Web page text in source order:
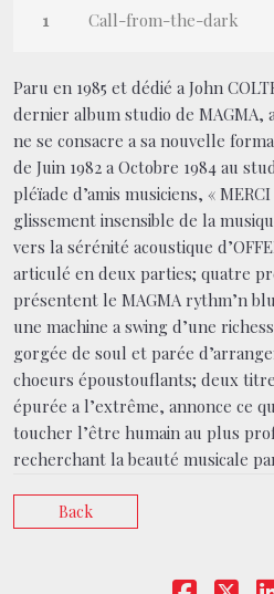
Call-from-the-dark
Paru en 1985 et dédié a John
dernier album studio de MAGMA,
ne se consacre a sa nouvelle
de Juin 1982 a Octobre 1984 au
pléïade d’amis musiciens, «
glissement insensible de la
vers la sérénité acoustique
articulé en deux parties; quatre
présentent le MAGMA rythm’n
une machine a swing d’une
gorgée de soul et parée
choeurs époustouflants; deux
épurée a l’extrême, annonce ce
toucher l’être humain au plus
recherchant la beauté musicale
Back